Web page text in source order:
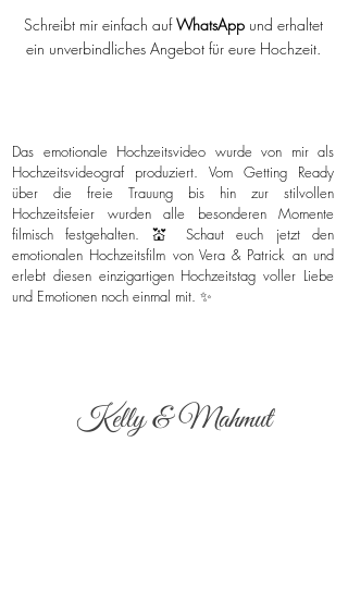
Schreibt mir einfach aufWhatsAppund erhaltet
ein unverbindliches Angebot für eure Hochzeit.
Das emotionale Hochzeitsvideo wurde von mir als
Hochzeitsvideograf produziert. Vom Getting Ready
über die freie Trauung bis hin zur stilvollen
Hochzeitsfeier wurden alle besonderen Momente
filmisch festgehalten. 💒 Schaut euch jetzt den
emotionalen Hochzeitsfilm von Vera & Patrick an und
erlebt diesen einzigartigen Hochzeitstag voller Liebe
und Emotionen noch einmal mit. ✨
Kelly & Mahmut